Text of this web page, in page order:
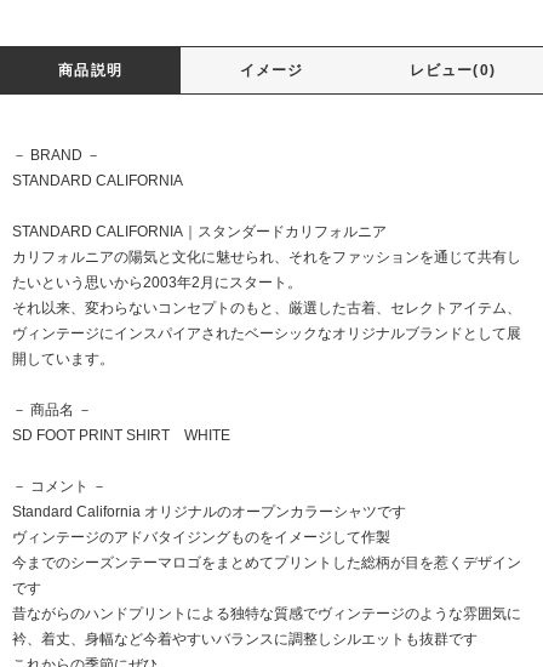
商品説明 イメージ レビュー(0)
－ BRAND －
STANDARD CALIFORNIA
STANDARD CALIFORNIA｜スタンダードカリフォルニア
カリフォルニアの陽気と文化に魅せられ、それをファッションを通じて共有し
たいという思いから2003年2月にスタート。
それ以来、変わらないコンセプトのもと、厳選した古着、セレクトアイテム、
ヴィンテージにインスパイアされたベーシックなオリジナルブランドとして展
開しています。
－ 商品名 －
SD FOOT PRINT SHIRT WHITE
－ コメント －
Standard California オリジナルのオープンカラーシャツです
ヴィンテージのアドバタイジングものをイメージして作製
今までのシーズンテーマロゴをまとめてプリントした総柄が目を惹くデザイン
です
昔ながらのハンドプリントによる独特な質感でヴィンテージのような雰囲気に
衿、着丈、身幅など今着やすいバランスに調整しシルエットも抜群です